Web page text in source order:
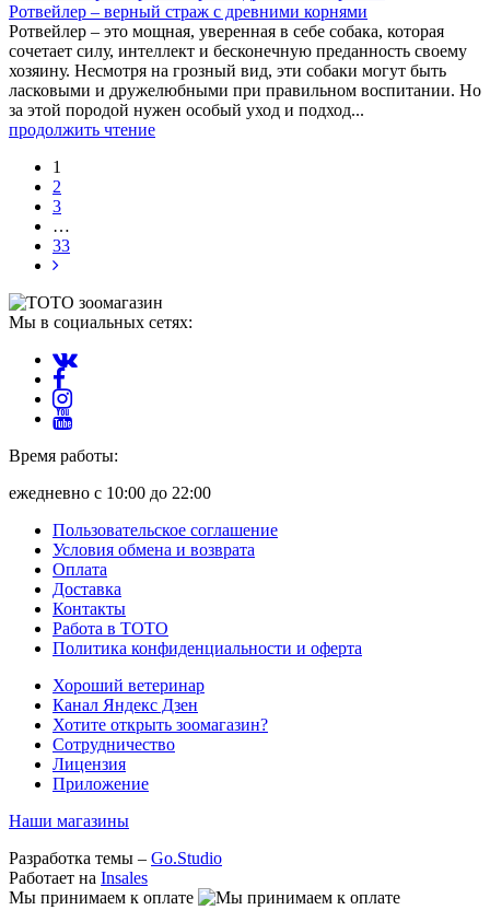
Ротвейлер – верный страж с древними корнями
Ротвейлер – это мощная, уверенная в себе собака, которая
сочетает силу, интеллект и бесконечную преданность своему
хозяину. Несмотря на грозный вид, эти собаки могут быть
ласковыми и дружелюбными при правильном воспитании. Но
за этой породой нужен особый уход и подход...
продолжить чтение
1
2
3
…
33
Мы в социальных сетях:
Время работы:
ежедневно с 10:00 до 22:00
Пользовательское соглашение
Условия обмена и возврата
Оплата
Доставка
Контакты
Работа в ТОТО
Политика конфиденциальности и оферта
Хороший ветеринар
Канал Яндекс Дзен
Хотите открыть зоомагазин?
Сотрудничество
Лицензия
Приложение
Наши магазины
Разработка темы – Go.Studio
Работает на Insales
Мы принимаем к оплате